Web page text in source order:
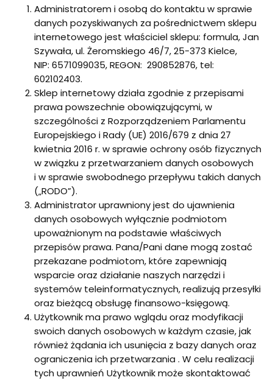
Administratorem i osobą do kontaktu w sprawie
danych pozyskiwanych za pośrednictwem sklepu
internetowego jest właściciel sklepu: formula, Jan
Szywała, ul. Żeromskiego 46/7, 25-373 Kielce,
NIP: 6571099035, REGON: 290852876, tel:
602102403.
Sklep internetowy działa zgodnie z przepisami
prawa powszechnie obowiązującymi, w
szczególności z Rozporządzeniem Parlamentu
Europejskiego i Rady (UE) 2016/679 z dnia 27
kwietnia 2016 r. w sprawie ochrony osób fizycznych
w związku z przetwarzaniem danych osobowych
i w sprawie swobodnego przepływu takich danych
(„RODO”).
Administrator uprawniony jest do ujawnienia
danych osobowych wyłącznie podmiotom
upoważnionym na podstawie właściwych
przepisów prawa. Pana/Pani dane mogą zostać
przekazane podmiotom, które zapewniają
wsparcie oraz działanie naszych narzędzi i
systemów teleinformatycznych, realizują przesyłki
oraz bieżącą obsługę finansowo-księgową.
Użytkownik ma prawo wglądu oraz modyfikacji
swoich danych osobowych w każdym czasie, jak
również żądania ich usunięcia z bazy danych oraz
ograniczenia ich przetwarzania . W celu realizacji
tych uprawnień Użytkownik może skontaktować